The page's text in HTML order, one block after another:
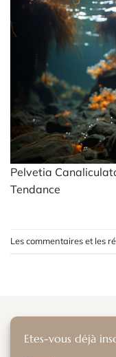
Pelvetia
Tendance
Les commentaires et les
Etes-vous déjà